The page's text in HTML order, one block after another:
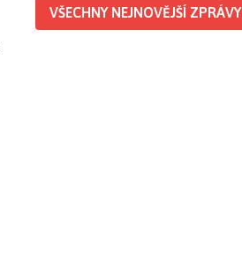
VŠECHNY NEJNOVĚJŠÍ ZPRÁVY